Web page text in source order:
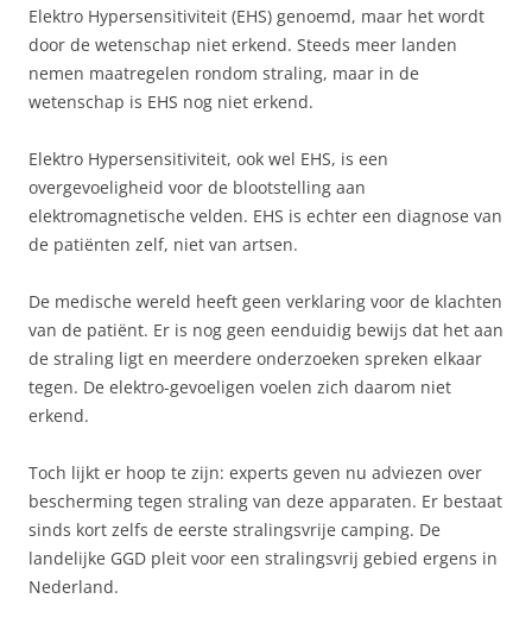
Elektro Hypersensitiviteit (EHS) genoemd, maar het wordt
door de wetenschap niet erkend. Steeds meer landen
nemen maatregelen rondom straling, maar in de
wetenschap is EHS nog niet erkend.
Elektro Hypersensitiviteit, ook wel EHS, is een
overgevoeligheid voor de blootstelling aan
elektromagnetische velden. EHS is echter een diagnose van
de patiënten zelf, niet van artsen.
De medische wereld heeft geen verklaring voor de klachten
van de patiënt. Er is nog geen eenduidig bewijs dat het aan
de straling ligt en meerdere onderzoeken spreken elkaar
tegen. De elektro-gevoeligen voelen zich daarom niet
erkend.
Toch lijkt er hoop te zijn: experts geven nu adviezen over
bescherming tegen straling van deze apparaten. Er bestaat
sinds kort zelfs de eerste stralingsvrije camping. De
landelijke GGD pleit voor een stralingsvrij gebied ergens in
Nederland.